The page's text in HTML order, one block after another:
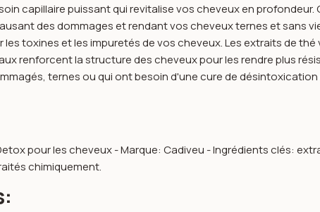
capillaire puissant qui revitalise vos cheveux en profondeur.
des dommages et rendant vos cheveux ternes et sans
toxines et les impuretés de vos cheveux. Les extraits de
renforcent la structure des cheveux pour les rendre plus
ternes ou qui ont besoin d'une cure de
pour les cheveux - Marque: Cadiveu - Ingrédients clés:
chimiquement.